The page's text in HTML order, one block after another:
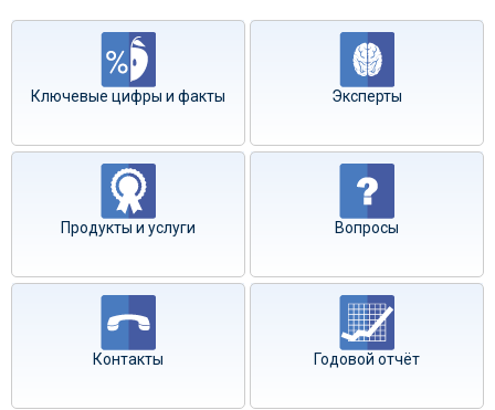
Ключевые цифры и факты Эксперты
Продукты и услуги Вопросы
Контакты Годовой отчёт